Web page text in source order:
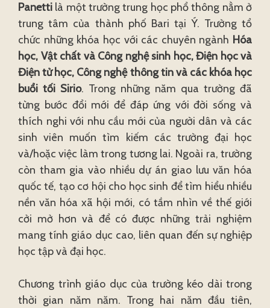
Panetti là một trường trung học phổ thông nằm ở
trung tâm của thành phố Bari tại Ý. Trường tổ
chức những khóa học với các chuyên ngành Hóa
học, Vật chất và Công nghệ sinh học, Điện học và
Điện tử học, Công nghệ thông tin và các khóa học
buổi tối Sirio. Trong những năm qua trường đã
từng bước đổi mới để đáp ứng với đời sống và
thích nghi với nhu cầu mới của người dân và các
sinh viên muốn tìm kiếm các trường đại học
và/hoặc việc làm trong tương lai. Ngoài ra, trường
còn tham gia vào nhiều dự án giao lưu văn hóa
quốc tế, tạo cơ hội cho học sinh để tìm hiểu nhiều
nền văn hóa xã hội mới, có tầm nhìn về thế giới
cởi mở hơn và để có được những trải nghiệm
mang tính giáo dục cao, liên quan đến sự nghiệp
học tập và đại học.
Chương trình giáo dục của trường kéo dài trong
thời gian năm năm. Trong hai năm đầu tiên,